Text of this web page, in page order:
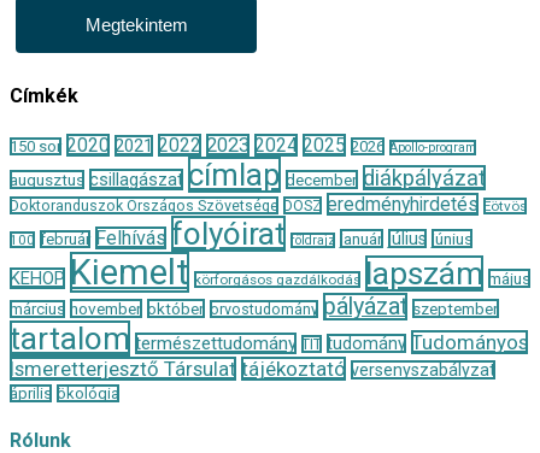
Megtekintem
Címkék
150 sor 2020 2021 2022 2023 2024 2025 2026 Apollo-program
augusztus csillagászat címlap december diákpályázat
Doktoranduszok Országos Szövetsége DOSZ eredményhirdetés Eötvös
100 február Felhívás folyóirat földrajz január július június
KEHOP Kiemelt körforgásos gazdálkodás lapszám május
március november október orvostudomány pályázat szeptember
tartalom természettudomány TIT tudomány Tudományos
Ismeretterjesztő Társulat tájékoztató versenyszabályzat
április ökológia
Rólunk